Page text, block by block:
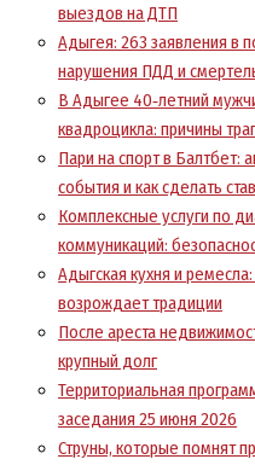
выездов на ДТП
Адыгея: 263 заявления в
нарушения ПДД и
В Адыгее 40‑летний
квадроцикла: причины
Пари на спорт в Балтбет:
события и как сделать
Комплексные услуги по
коммуникаций:
Адыгская кухня и
возрождает традиции
После ареста
крупный долг
Территориальная
заседания 25 июня 2026
Струны, которые помнят